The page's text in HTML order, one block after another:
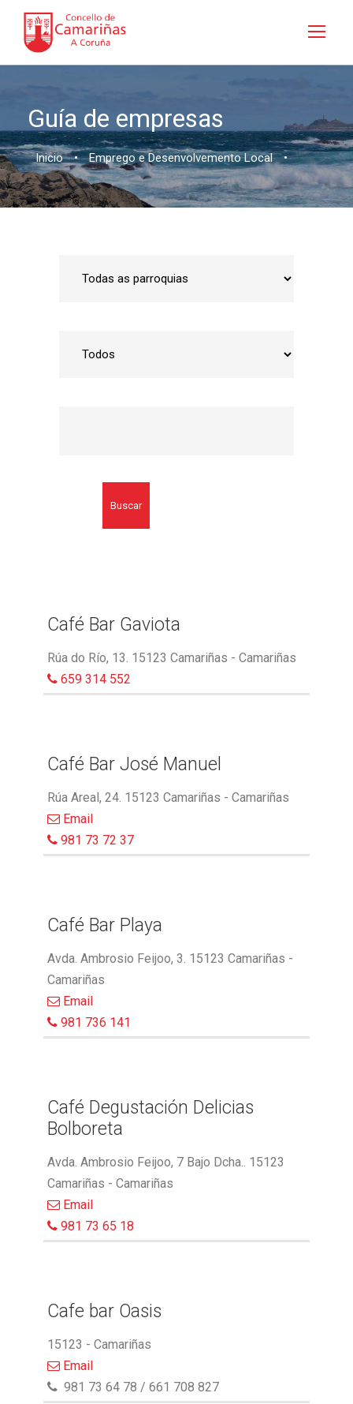
Guía de empresas
Inicio • Emprego e Desenvolvemento Local •
Buscar
Café Bar Gaviota
Rúa do Río, 13. 15123 Camariñas - Camariñas
659 314 552
Café Bar José Manuel
Rúa Areal, 24. 15123 Camariñas - Camariñas
Email
981 73 72 37
Café Bar Playa
Avda. Ambrosio Feijoo, 3. 15123 Camariñas -
Camariñas
Email
981 736 141
Café Degustación Delicias
Bolboreta
Avda. Ambrosio Feijoo, 7 Bajo Dcha.. 15123
Camariñas - Camariñas
Email
981 73 65 18
Cafe bar Oasis
15123 - Camariñas
Email
981 73 64 78 / 661 708 827